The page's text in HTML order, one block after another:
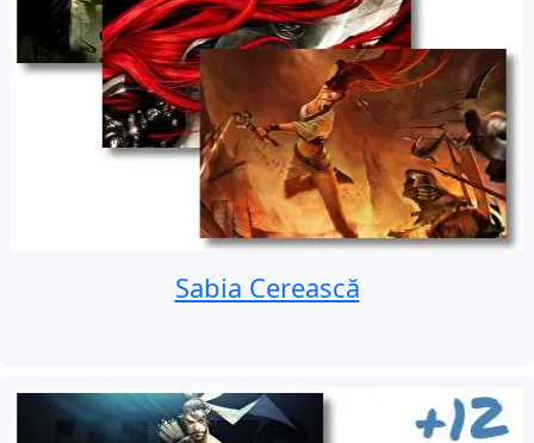
Sabia Cerească